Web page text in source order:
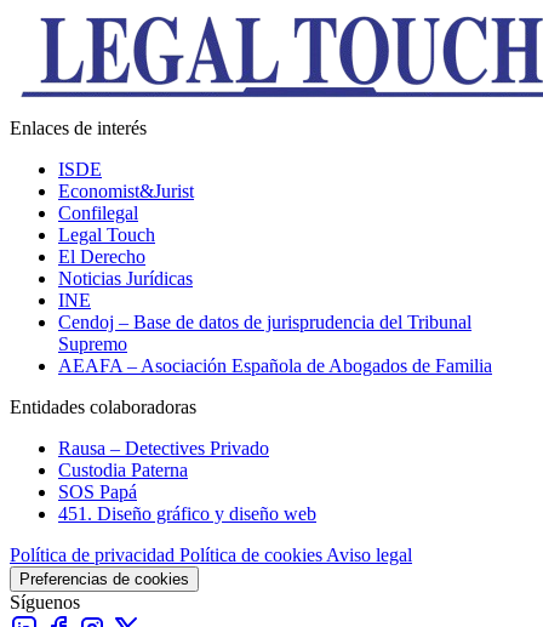
Enlaces de interés
ISDE
Economist&Jurist
Confilegal
Legal Touch
El Derecho
Noticias Jurídicas
INE
Cendoj – Base de datos de jurisprudencia del Tribunal
Supremo
AEAFA – Asociación Española de Abogados de Familia
Entidades colaboradoras
Rausa – Detectives Privado
Custodia Paterna
SOS Papá
451. Diseño gráfico y diseño web
Política de privacidad Política de cookies Aviso legal
Preferencias de cookies
Síguenos